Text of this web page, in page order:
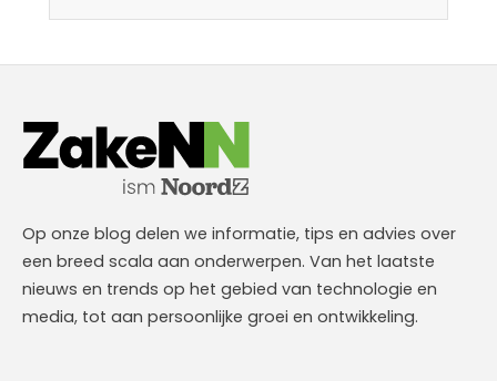
Op onze blog delen we informatie, tips en advies over
een breed scala aan onderwerpen. Van het laatste
nieuws en trends op het gebied van technologie en
media, tot aan persoonlijke groei en ontwikkeling.